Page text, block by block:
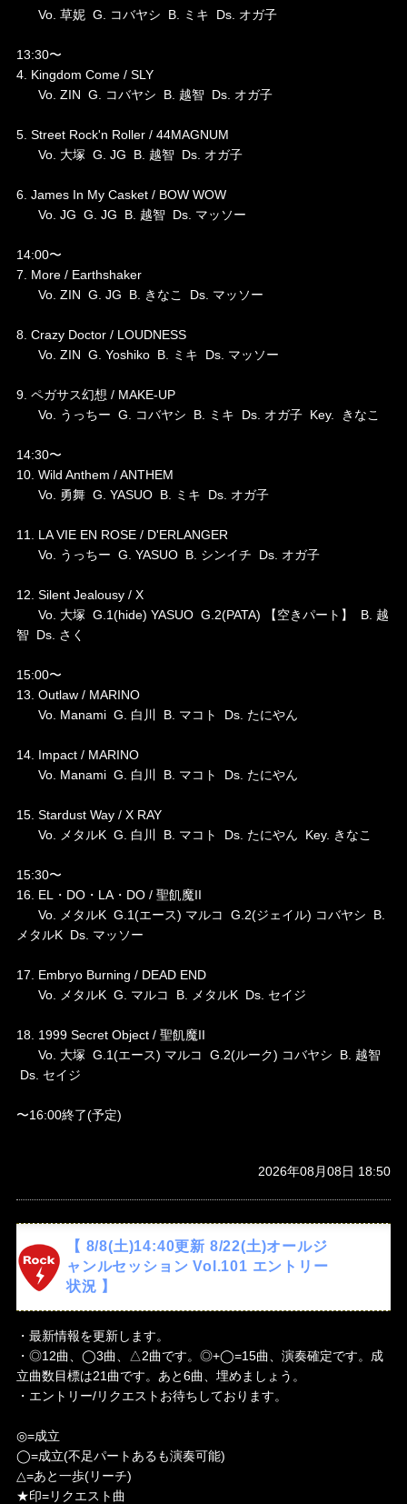
Vo. 草妮 G. コバヤシ B. ミキ Ds. オガ子
13:30〜
4. Kingdom Come / SLY
Vo. ZIN G. コバヤシ B. 越智 Ds. オガ子
5. Street Rock'n Roller / 44MAGNUM
Vo. 大塚 G. JG B. 越智 Ds. オガ子
6. James In My Casket / BOW WOW
Vo. JG G. JG B. 越智 Ds. マッソー
14:00〜
7. More / Earthshaker
Vo. ZIN G. JG B. きなこ Ds. マッソー
8. Crazy Doctor / LOUDNESS
Vo. ZIN G. Yoshiko B. ミキ Ds. マッソー
9. ペガサス幻想 / MAKE-UP
Vo. うっちー G. コバヤシ B. ミキ Ds. オガ子 Key. きなこ
14:30〜
10. Wild Anthem / ANTHEM
Vo. 勇舞 G. YASUO B. ミキ Ds. オガ子
11. LA VIE EN ROSE / D'ERLANGER
Vo. うっちー G. YASUO B. シンイチ Ds. オガ子
12. Silent Jealousy / X
Vo. 大塚 G.1(hide) YASUO G.2(PATA) 【空きパート】 B. 越
智 Ds. さく
15:00〜
13. Outlaw / MARINO
Vo. Manami G. 白川 B. マコト Ds. たにやん
14. Impact / MARINO
Vo. Manami G. 白川 B. マコト Ds. たにやん
15. Stardust Way / X RAY
Vo. メタルK G. 白川 B. マコト Ds. たにやん Key. きなこ
15:30〜
16. EL・DO・LA・DO / 聖飢魔II
Vo. メタルK G.1(エース) マルコ G.2(ジェイル) コバヤシ B.
メタルK Ds. マッソー
17. Embryo Burning / DEAD END
Vo. メタルK G. マルコ B. メタルK Ds. セイジ
18. 1999 Secret Object / 聖飢魔II
Vo. 大塚 G.1(エース) マルコ G.2(ルーク) コバヤシ B. 越智
Ds. セイジ
〜16:00終了(予定)
2026年08月08日 18:50
【 8/8(土)14:40更新 8/22(土)オールジ
ャンルセッション Vol.101 エントリー
状況 】
・最新情報を更新します。
・◎12曲、◯3曲、△2曲です。◎+◯=15曲、演奏確定です。成
立曲数目標は21曲です。あと6曲、埋めましょう。
・エントリー/リクエストお待ちしております。
◎=成立
◯=成立(不足パートあるも演奏可能)
△=あと一歩(リーチ)
★印=リクエスト曲